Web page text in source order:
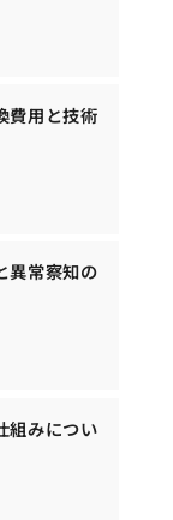
費用と技術
異常察知の
組みについ